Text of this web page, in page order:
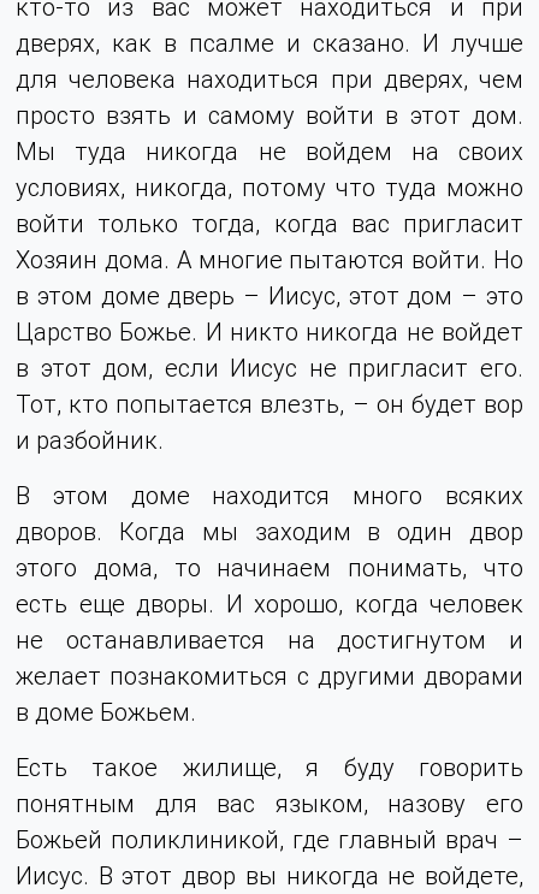
кто-то из вас может находиться и при
дверях, как в псалме и сказано. И лучше
для человека находиться при дверях, чем
просто взять и самому войти в этот дом.
Мы туда никогда не войдем на своих
условиях, никогда, потому что туда можно
войти только тогда, когда вас пригласит
Хозяин дома. А многие пытаются войти. Но
в этом доме дверь – Иисус, этот дом – это
Царство Божье. И никто никогда не войдет
в этот дом, если Иисус не пригласит его.
Тот, кто попытается влезть, – он будет вор
и разбойник.
В этом доме находится много всяких
дворов. Когда мы заходим в один двор
этого дома, то начинаем понимать, что
есть еще дворы. И хорошо, когда человек
не останавливается на достигнутом и
желает познакомиться с другими дворами
в доме Божьем.
Есть такое жилище, я буду говорить
понятным для вас языком, назову его
Божьей поликлиникой, где главный врач –
Иисус. В этот двор вы никогда не войдете,